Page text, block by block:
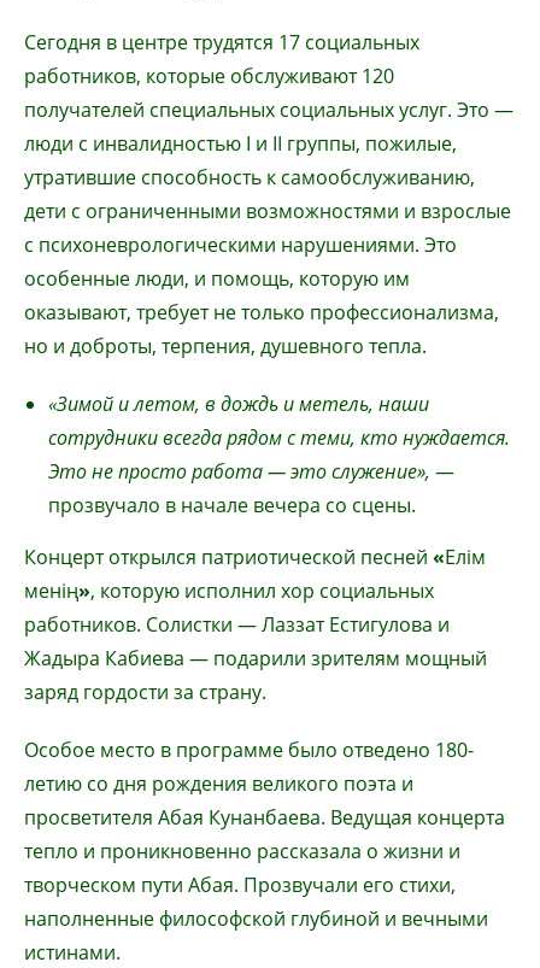
Сегодня в центре трудятся 17 социальных
работников, которые обслуживают 120
получателей специальных социальных услуг. Это —
люди с инвалидностью I и II группы, пожилые,
утратившие способность к самообслуживанию,
дети с ограниченными возможностями и взрослые
с психоневрологическими нарушениями. Это
особенные люди, и помощь, которую им
оказывают, требует не только профессионализма,
но и доброты, терпения, душевного тепла.
«Зимой и летом, в дождь и метель, наши
сотрудники всегда рядом с теми, кто нуждается.
Это не просто работа—это служение», —
прозвучало в начале вечера со сцены.
Концерт открылся патриотической песней «Елім
менің», которую исполнил хор социальных
работников. Солистки — Лаззат Естигулова и
Жадыра Кабиева — подарили зрителям мощный
заряд гордости за страну.
Особое место в программе было отведено 180-
летию со дня рождения великого поэта и
просветителя Абая Кунанбаева. Ведущая концерта
тепло и проникновенно рассказала о жизни и
творческом пути Абая. Прозвучали его стихи,
наполненные философской глубиной и вечными
истинами.